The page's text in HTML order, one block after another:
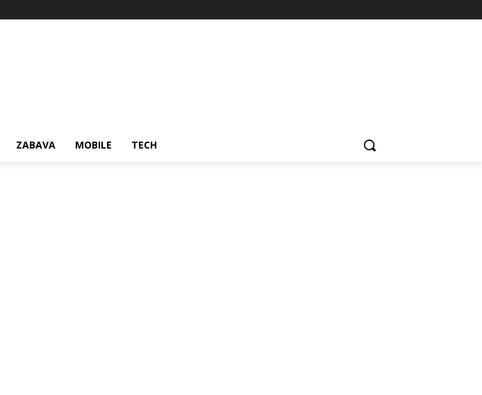
ZABAVA MOBILE TECH